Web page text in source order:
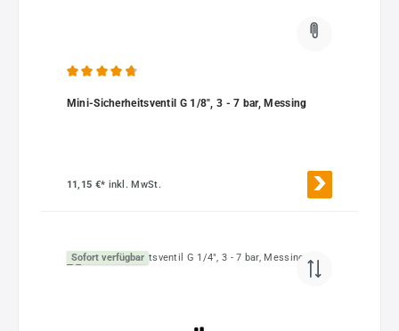
Mini-Sicherheitsventil G 1/8", 3 - 7 bar, Messing
11,15 €* inkl. MwSt.
Sofort verfügbar